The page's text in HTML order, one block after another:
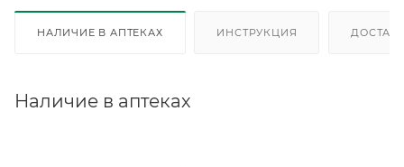
НАЛИЧИЕ В АПТЕКАХ ИНСТРУКЦИЯ
Наличие в аптеках